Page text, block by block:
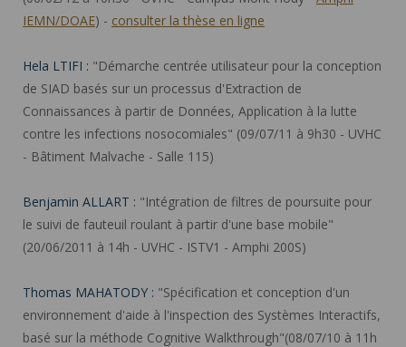
IEMN/DOAE) - consulter la thèse en ligne
Hela LTIFI : "Démarche centrée utilisateur pour la conception
de SIAD basés sur un processus d'Extraction de
Connaissances à partir de Données, Application à la lutte
contre les infections nosocomiales" (09/07/11 à 9h30 - UVHC
- Bâtiment Malvache - Salle 115)
Benjamin ALLART : "Intégration de filtres de poursuite pour
le suivi de fauteuil roulant à partir d'une base mobile"
(20/06/2011 à 14h - UVHC - ISTV1 - Amphi 200S)
Thomas MAHATODY : "Spécification et conception d'un
environnement d'aide à l'inspection des Systèmes Interactifs,
basé sur la méthode Cognitive Walkthrough"(08/07/10 à 11h